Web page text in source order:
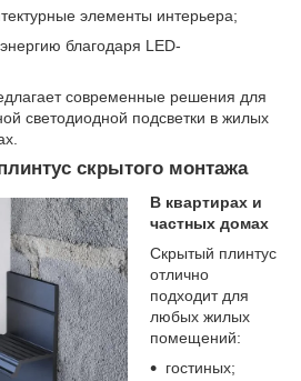
элементы интерьера;
благодаря LED-
современные решения для
светодиодной подсветки в жилых
скрытого монтажа
В квартирах и
частных домах
Скрытый плинтус
отлично
подходит для
любых жилых
помещений:
гостиных;